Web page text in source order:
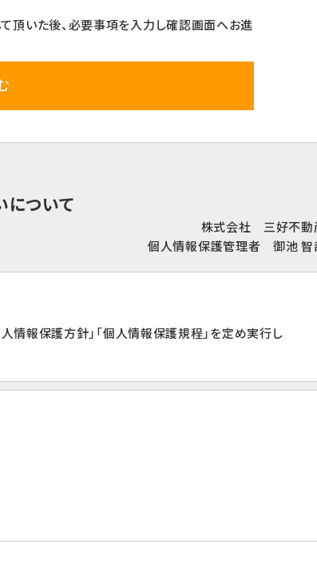
頂いた後、必要事項を入力し確認画面へお進
について
株式会社 三好不動
個人情報保護管理者 御池 智
情報保護方針」「個人情報保護規程」を定め実行し